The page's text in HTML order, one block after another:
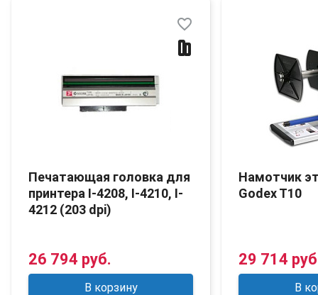
Печатающая головка для
принтера I-4208, I-4210, I-
4212 (203 dpi)
favorite_border
26 794 руб.
В корзину
Намотчик
Godex T10
29 714
В